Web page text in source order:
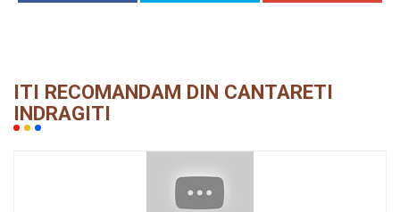
ITI RECOMANDAM DIN CANTARETI
INDRAGITI